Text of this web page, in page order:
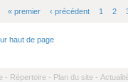
« premier ‹ précédent 1 2
haut de page
- Répertoire - Plan du site -